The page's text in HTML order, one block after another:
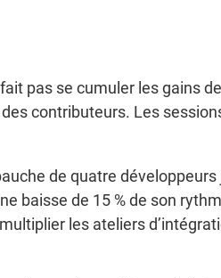
pas se cumuler les gains
contributeurs. Les
de quatre
baisse de 15 % de son
les ateliers